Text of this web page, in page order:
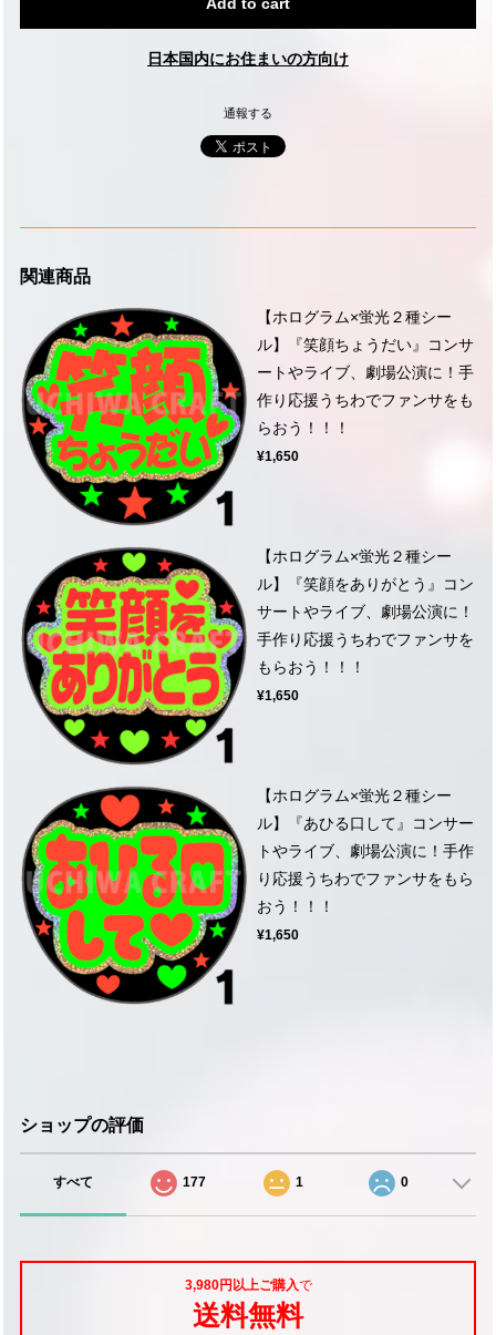
日本国内にお住まいの方向け
通報する
関連商品
【ホログラム×蛍光２種シー
ル】『笑顔ちょうだい』コンサ
ートやライブ、劇場公演に！手
作り応援うちわでファンサをも
らおう！！！
¥1,650
【ホログラム×蛍光２種シー
ル】『笑顔をありがとう』コン
サートやライブ、劇場公演に！
手作り応援うちわでファンサを
もらおう！！！
¥1,650
【ホログラム×蛍光２種シー
ル】『あひる口して』コンサー
トやライブ、劇場公演に！手作
り応援うちわでファンサをもら
おう！！！
¥1,650
ショップの評価
すべて 177 1 0
3,980円以上ご購入で
送料無料